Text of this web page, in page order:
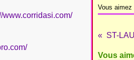
www.corridasi.com/
Vous aimez
Vous